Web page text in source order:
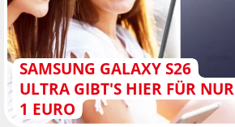
SAMSUNG GALAXY S26
ULTRA GIBT'S HIER FÜR NUR
1 EURO